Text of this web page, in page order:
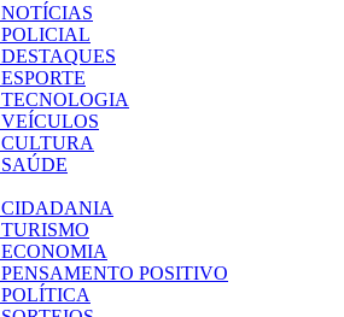
NOTÍCIAS
POLICIAL
DESTAQUES
ESPORTE
TECNOLOGIA
VEÍCULOS
CULTURA
SAÚDE
CIDADANIA
TURISMO
ECONOMIA
PENSAMENTO POSITIVO
POLÍTICA